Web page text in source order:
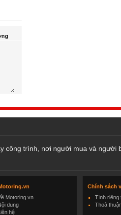
công trình, nơi người mua và người
Motoring.vn
dung
hệ
Chính sách
Tính riêng
Thoả